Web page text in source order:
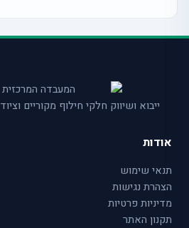
ייבוא ושיווק חלקי חילוף מקוריים
אודות
תנאי שימוש
הצהרת נגישות
מדיניות פרטיות
תקנון האתר